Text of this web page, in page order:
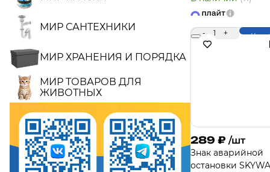
МИР САНТЕХНИКИ
МИР ХРАНЕНИЯ И ПОРЯДКА
МИР ТОВАРОВ ДЛЯ
ЖИВОТНЫХ
- 1 +
289 ₽ /шт
Знак аварийной
остановки